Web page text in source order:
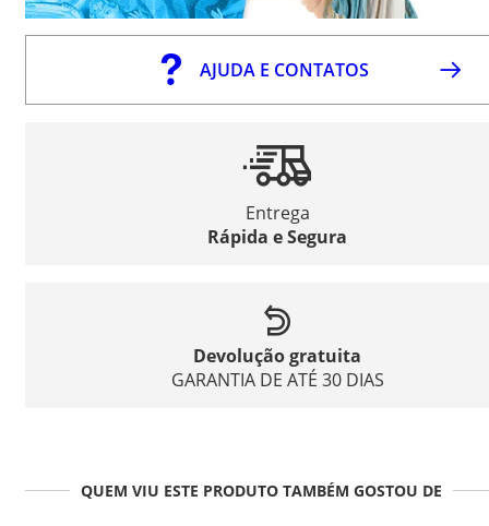
AJUDA E CONTATOS
Entrega
Rápida e Segura
Devolução gratuita
GARANTIA DE ATÉ 30 DIAS
QUEM VIU ESTE PRODUTO TAMBÉM GOSTOU DE